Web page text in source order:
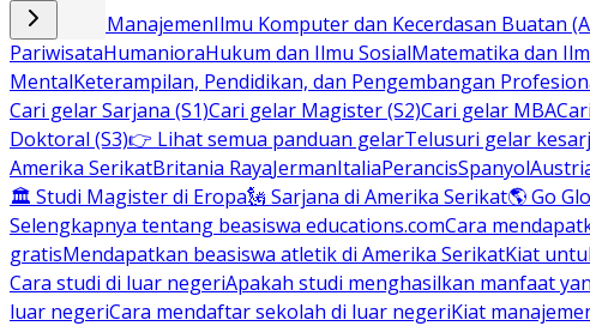
Bisnis dan ManajemenIlmu Komputer dan Kecerdasan Buatan
PariwisataHumanioraHukum dan Ilmu SosialMatematika dan
MentalKeterampilan, Pendidikan, dan Pengembangan
Cari gelar Sarjana (S1)Cari gelar Magister (S2)Cari gelar MBA
Doktoral (S3)👉 Lihat semua panduan gelarTelusuri gelar
Amerika SerikatBritania RayaJermanItaliaPerancisSpanyol
🏛 Studi Magister di Eropa🗽 Sarjana di Amerika Serikat🌎 Go
Selengkapnya tentang beasiswa educations.comCara
gratisMendapatkan beasiswa atletik di Amerika SerikatKiat
Cara studi di luar negeriApakah studi menghasilkan manfaat
luar negeriCara mendaftar sekolah di luar negeriKiat